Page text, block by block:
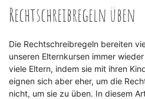
Rechtschreibregeln üben
Die Rechtschreibregeln bereiten
unseren Elternkursen immer
viele Eltern, indem sie mit ihren
eignen sich aber eher, um die
nicht, um sie zu üben. In diesem